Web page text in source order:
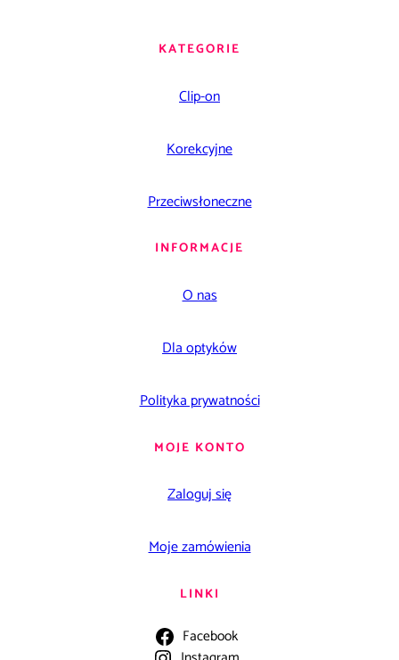
KATEGORIE
Clip-on
Korekcyjne
Przeciwsłoneczne
INFORMACJE
O nas
Dla optyków
Polityka prywatności
MOJE KONTO
Zaloguj się
Moje zamówienia
LINKI
Facebook